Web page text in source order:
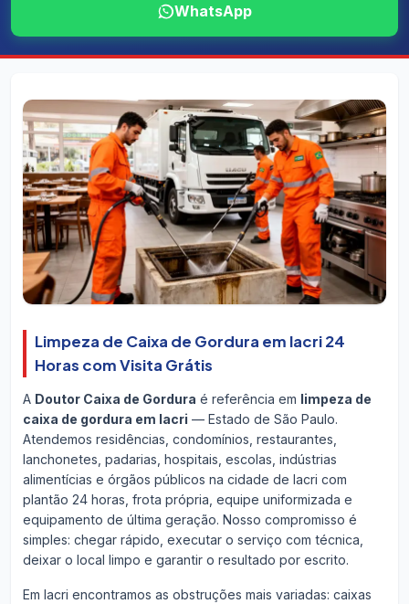
WhatsApp
Limpeza de Caixa de Gordura em Iacri 24
Horas com Visita Grátis
A Doutor Caixa de Gordura é referência em limpeza de
caixa de gordura em Iacri — Estado de São Paulo.
Atendemos residências, condomínios, restaurantes,
lanchonetes, padarias, hospitais, escolas, indústrias
alimentícias e órgãos públicos na cidade de Iacri com
plantão 24 horas, frota própria, equipe uniformizada e
equipamento de última geração. Nosso compromisso é
simples: chegar rápido, executar o serviço com técnica,
deixar o local limpo e garantir o resultado por escrito.
Em Iacri encontramos as obstruções mais variadas: caixas